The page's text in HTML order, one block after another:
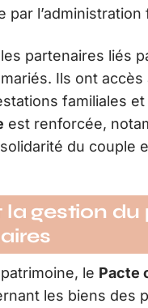
par l’administration
partenaires liés
Ils ont
familiales
est renforcée,
du couple
la gestion
patrimoine, le Pacte
les biens des